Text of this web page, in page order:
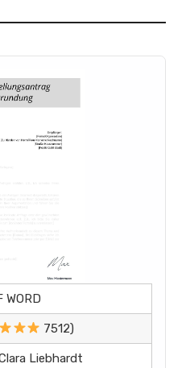
WORD
7512)
Liebhardt